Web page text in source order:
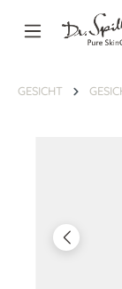
springen
GESICHT